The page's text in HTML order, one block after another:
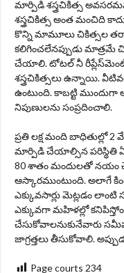
మార్పిడి శస్త్రచికిత్స
శస్త్రచికిత్స అంత మంచిది
కొన్ని మామూలు చికిత్సల
కలిగించలేనప్పుడు మాత్రమే
చేయాలి. టోటల్ నీ రీప్లేస్‌మెంట్
శస్త్రచికిత్సలు ఉన్నాయి.
ఉంటుంది. కాబట్టి ముందుగా
నిపుణులను సంప్రదించాలి.
ప్రతి లక్ష మంది బాధితుల్లో
మార్పిడి చేయాల్సిన పరిస్థితి
80 శాతం మందులతో నయం
ఆస్కారముంటుంది. అలాగే
ఎక్కువసార్లు మెట్లడం
ఎక్కువగా మహిళల్లో
చేసుకోవాలనుకునేవారు
జాగ్రత్తలు తీసుకోవాలి.
Page courts 234